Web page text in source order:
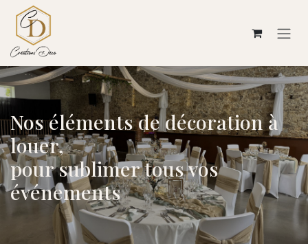
Se rendre au contenu
Nos éléments de décoration à
louer,
pour sublimer tous vos
événements